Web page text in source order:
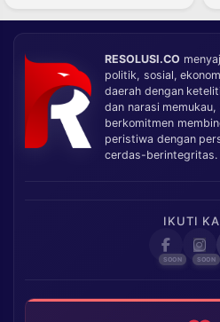
RESOLUSI.CO
politik, sosial,
daerah dengan
dan narasi memukau,
berkomitmen
peristiwa dengan
cerdas-berintegritas.
IKUTI